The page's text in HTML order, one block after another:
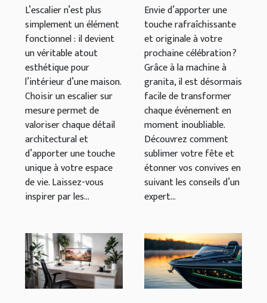
l’esthétique de
votre maison
?
L’escalier n’est plus
simplement un élément
fonctionnel : il devient
un véritable atout
esthétique pour
l’intérieur d’une maison.
Choisir un escalier sur
mesure permet de
valoriser chaque détail
architectural et
d’apporter une touche
unique à votre espace
de vie. Laissez-vous
inspirer par les...
granita
Envie d’apporter une
touche rafraîchissante
et originale à votre
prochaine célébration ?
Grâce à la machine à
granita, il est désormais
facile de transformer
chaque événement en
moment inoubliable.
Découvrez comment
sublimer votre fête et
étonner vos convives en
suivant les conseils d’un
expert...